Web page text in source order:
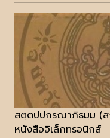
สตฺตปฺปกรณาภิธมฺม (
หนังสืออิเล็กทรอนิกส์